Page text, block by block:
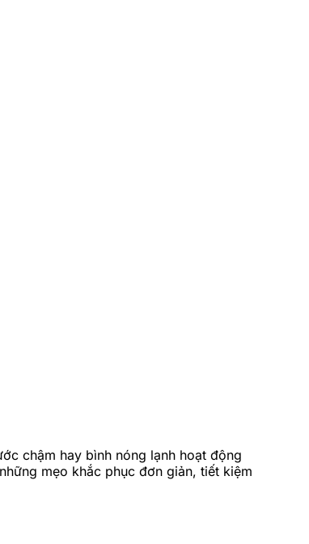
chậm hay bình nóng lạnh hoạt động
mẹo khắc phục đơn giản, tiết kiệm